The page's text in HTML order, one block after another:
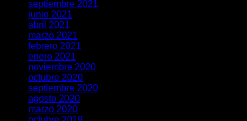
septiembre 2021
junio 2021
abril 2021
marzo 2021
febrero 2021
enero 2021
noviembre 2020
octubre 2020
septiembre 2020
agosto 2020
marzo 2020